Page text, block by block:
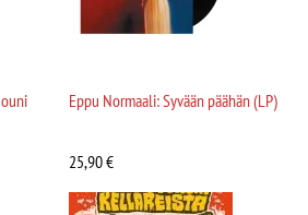
Eppu Normaali: Syvään päähän (LP)
25,90€